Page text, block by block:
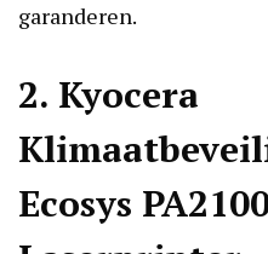
garanderen.
2. Kyocera
Ecosys